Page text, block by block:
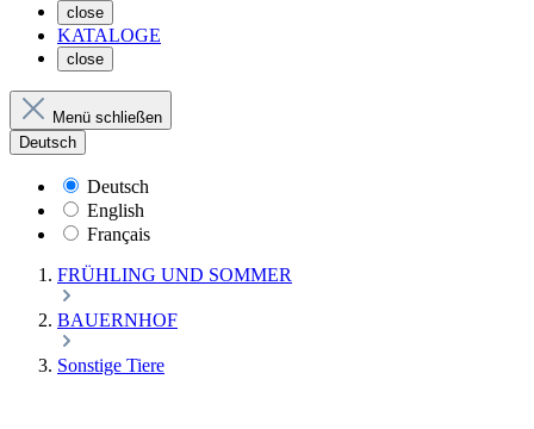
close
KATALOGE
close
Menü schließen
Deutsch
Deutsch
English
Français
FRÜHLING UND SOMMER
BAUERNHOF
Sonstige Tiere